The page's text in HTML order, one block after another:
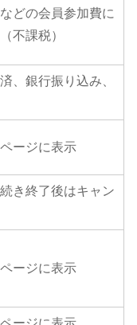
どの会員参加費に
不課税）
、銀行振り込み、
ージに表示
き終了後はキャン
ージに表示